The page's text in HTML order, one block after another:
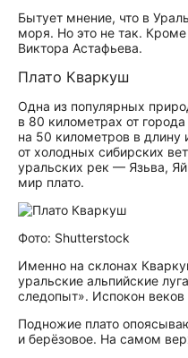
Бытует мнение, что в
моря. Но это не так.
Виктора Астафьева.
Плато Кваркуш
Одна из популярных
в 80 километрах от
на 50 километров в длину
от холодных сибирских
уральских рек — Язьва,
мир плато.
Фото: Shutterstock
Именно на склонах
уральские альпийские
следопыт». Испокон
Подножие плато
и берёзовое. На самом